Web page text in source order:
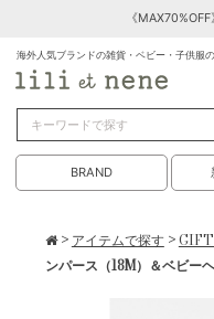
《
海外人気ブランドの雑貨・ベビー・子供服
BRAND
> アイテムで探す>
ンパース（18M）＆ベビー